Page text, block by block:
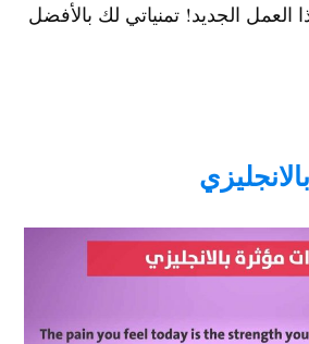
العمل الجديد! تمنياتي لك بالأفضل